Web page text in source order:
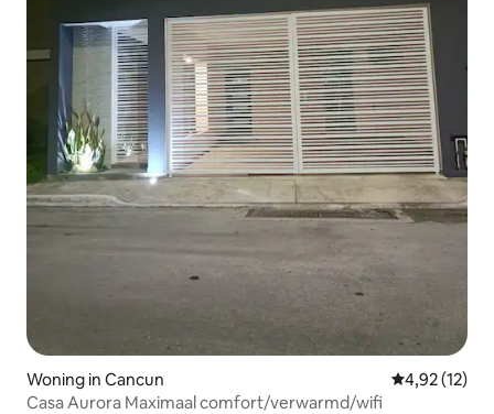
Woning in Cancun Gemiddelde
4,92 (12)
Casa Aurora Maximaal comfort/verwarmd/wifi